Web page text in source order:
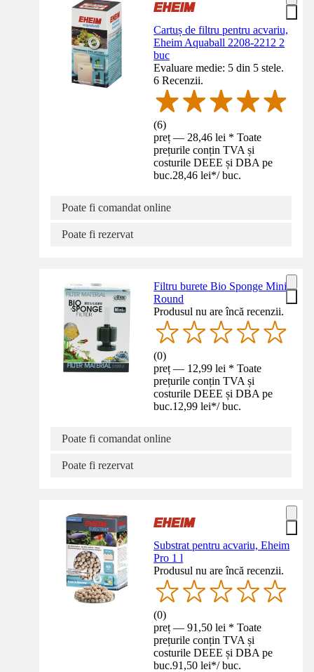
Cartuș de filtru pentru acvariu,
Eheim Aquaball 2208-2212 2
buc
Evaluare medie: 5 din 5 stele.
6 Recenzii.
(6)
preț — 28,46 lei * Toate
prețurile conțin TVA și
costurile DEEE și DBA pe
buc.28,46 lei*/ buc.
Poate fi comandat online
Poate fi rezervat
Filtru burete Bio Sponge Mini
Round
Produsul nu are încă recenzii.
(0)
preț — 12,99 lei * Toate
prețurile conțin TVA și
costurile DEEE și DBA pe
buc.12,99 lei*/ buc.
Poate fi comandat online
Poate fi rezervat
Substrat pentru acvariu, Eheim
Pro 1 l
Produsul nu are încă recenzii.
(0)
preț — 91,50 lei * Toate
prețurile conțin TVA și
costurile DEEE și DBA pe
buc.91,50 lei*/ buc.